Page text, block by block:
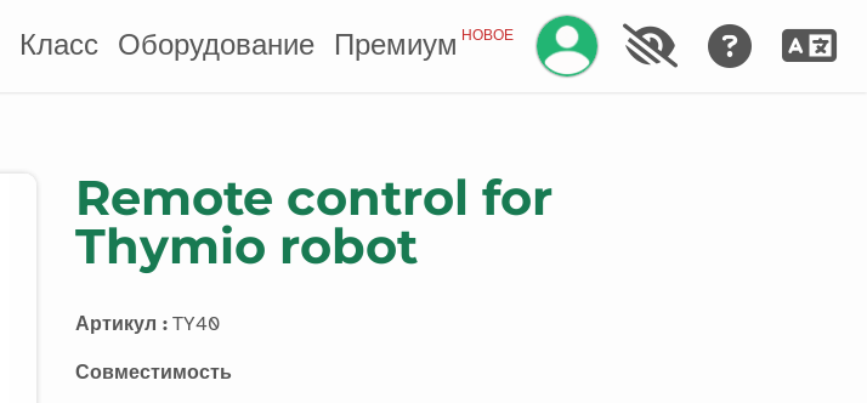
Класс Оборудование ПремиумНОВОЕ Управление аккаунтом
Remote control for
Thymio robot
Артикул : TY40
Совместимость